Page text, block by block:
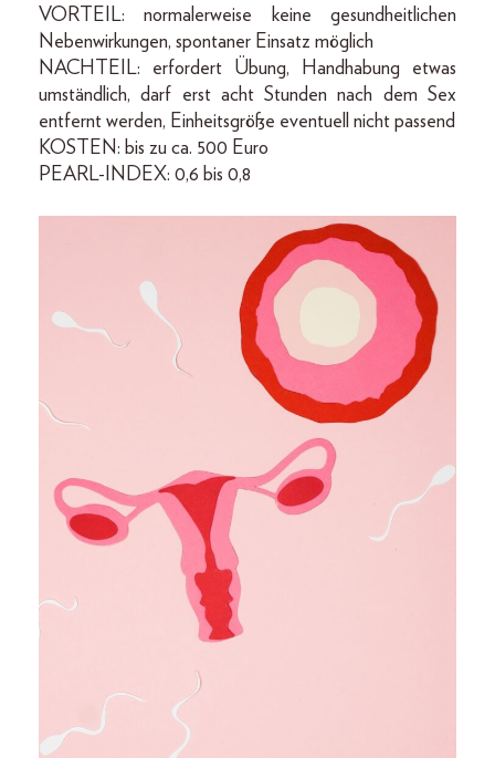
VORTEIL: normalerweise keine gesundheitlichen
Nebenwirkungen, spontaner Einsatz möglich
NACHTEIL: erfordert Übung, Handhabung etwas
umständlich, darf erst acht Stunden nach dem Sex
entfernt werden, Einheitsgröße eventuell nicht passend
KOSTEN: bis zu ca. 500 Euro
PEARL-INDEX: 0,6 bis 0,8